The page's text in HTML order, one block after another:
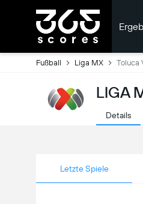
Fußball Liga MX Toluca
LIGA
Details
Letzte Spiele